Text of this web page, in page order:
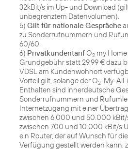
32kBit/s im Up- und Download
unbegrenztem Datenvolumen).
5) Gilt für nationale Gespräche
zu Sonderrufnummern und
60/60.
6) PrivatkundentarifO2 my
Grundgebühr statt 29,99 € dazu
VDSL am Kundenwohnort
Vorteil gilt, solange der O2-My-
Enthalten sind innerdeutsche
Sonderrufnummern und
Internetzugang mit einer
zwischen 6.000 und 50.000
zwischen 700 und 10.000 kBit/s
ein Router, der auf Wunsch für
Verfügung gestellt werden kann,